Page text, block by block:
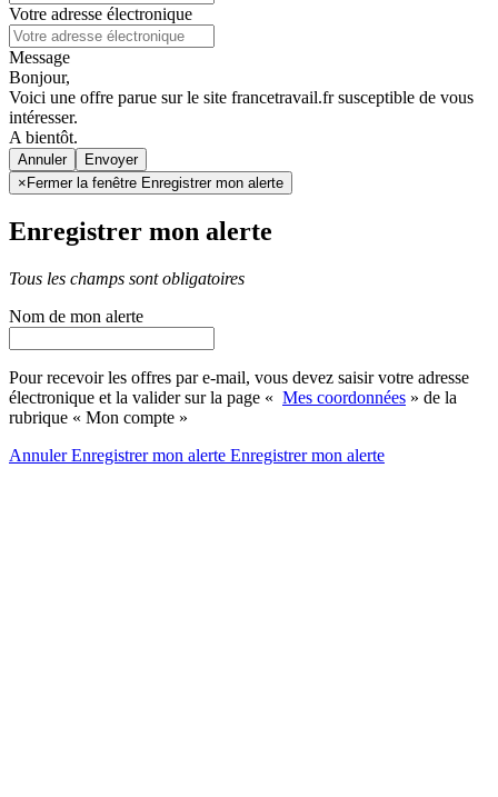
Votre adresse électronique
Message
Bonjour,
Voici une offre parue sur le site francetravail.fr susceptible de vous
intéresser.
A bientôt.
Annuler
× Fermer la fenêtre Enregistrer mon alerte
Enregistrer mon alerte
Tous les champs sont obligatoires
Nom de mon alerte
Pour recevoir les offres par e-mail, vous devez saisir votre adresse
électronique et la valider sur la page « Mes coordonnées » de la
rubrique « Mon compte »
AnnulerEnregistrer mon alerte Enregistrermon alerte